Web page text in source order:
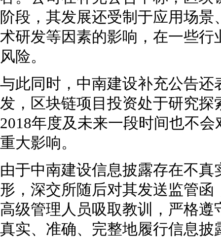
阶段，其发展还受制于应用场
术研发等因素的影响，在一些
风险。
与此同时，中南建设补充公告
发，区块链项目投资处于研究
2018年度及未来一段时间也不
重大影响。
由于中南建设信息披露存在不
形，深交所随后对其发送监管
高级管理人员吸取教训，严格
真实、准确、完整地履行信息